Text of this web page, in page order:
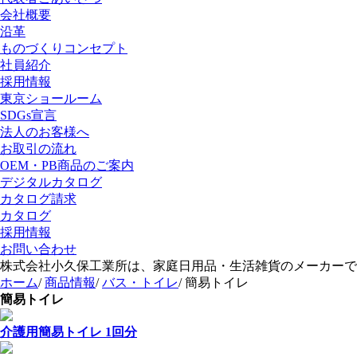
会社概要
沿革
ものづくりコンセプト
社員紹介
採用情報
東京ショールーム
SDGs宣言
法人のお客様へ
お取引の流れ
OEM・PB商品のご案内
デジタルカタログ
カタログ請求
カタログ
採用情報
お問い合わせ
株式会社小久保工業所は、家庭日用品・生活雑貨のメーカー
ホーム/ 商品情報/ バス・トイレ/ 簡易トイレ
簡易トイレ
介護用簡易トイレ 1回分